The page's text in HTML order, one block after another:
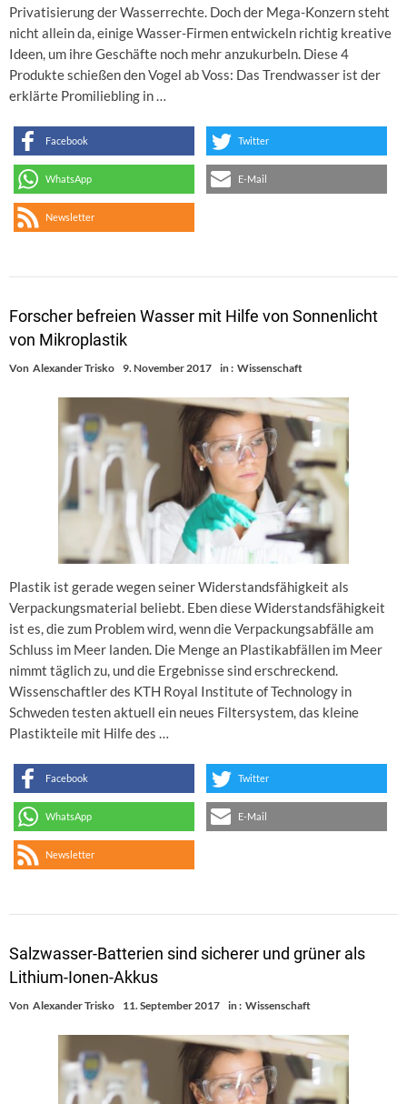
Privatisierung der Wasserrechte. Doch der Mega-Konzern steht
nicht allein da, einige Wasser-Firmen entwickeln richtig kreative
Ideen, um ihre Geschäfte noch mehr anzukurbeln. Diese 4
Produkte schießen den Vogel ab Voss: Das Trendwasser ist der
erklärte Promiliebling in …
Facebook Twitter
WhatsApp E-Mail
Newsletter
Forscher befreien Wasser mit Hilfe von Sonnenlicht
von Mikroplastik
Von Alexander Trisko 9. November 2017 in : Wissenschaft
Plastik ist gerade wegen seiner Widerstandsfähigkeit als
Verpackungsmaterial beliebt. Eben diese Widerstandsfähigkeit
ist es, die zum Problem wird, wenn die Verpackungsabfälle am
Schluss im Meer landen. Die Menge an Plastikabfällen im Meer
nimmt täglich zu, und die Ergebnisse sind erschreckend.
Wissenschaftler des KTH Royal Institute of Technology in
Schweden testen aktuell ein neues Filtersystem, das kleine
Plastikteile mit Hilfe des …
Facebook Twitter
WhatsApp E-Mail
Newsletter
Salzwasser-Batterien sind sicherer und grüner als
Lithium-Ionen-Akkus
Von Alexander Trisko 11. September 2017 in : Wissenschaft